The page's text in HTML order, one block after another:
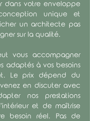
dans votre enveloppe
unique et
un architecte pas
sur la qualité.
vous accompagner
adaptés à vos besoins
Le prix dépend du
en discuter avec
nos prestations
et de maîtrise
besoin réel. Pas de